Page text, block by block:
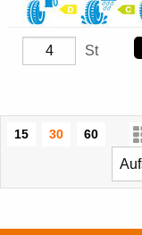
St
15 30
60